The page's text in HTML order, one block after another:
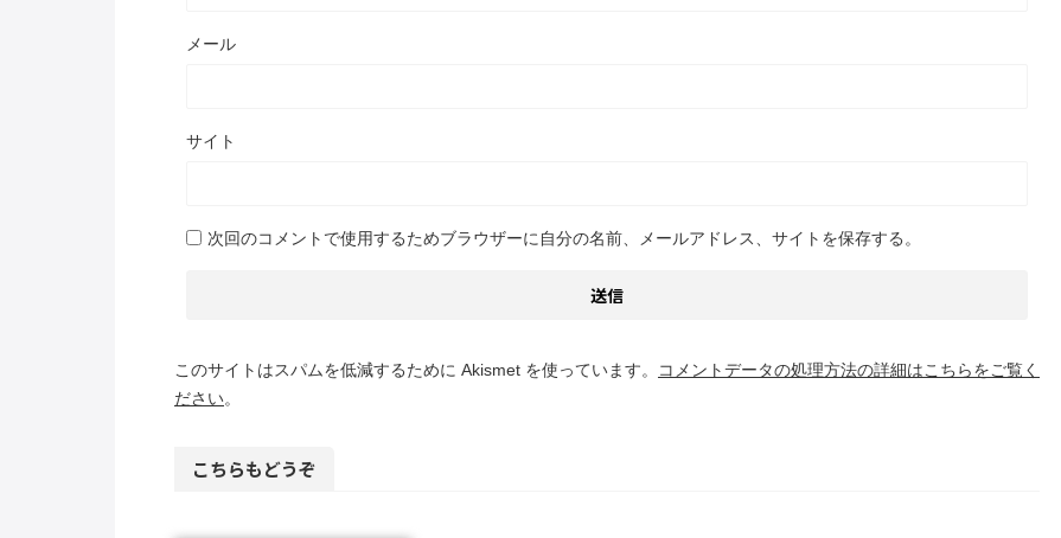
メール
サイト
次回のコメントで使用するためブラウザーに自分の名前、メールアドレス、サイトを保存する。
このサイトはスパムを低減するために Akismet を使っています。
コメントデータの処理方法の詳細はこちらをご覧く
ださい。
こちらもどうぞ